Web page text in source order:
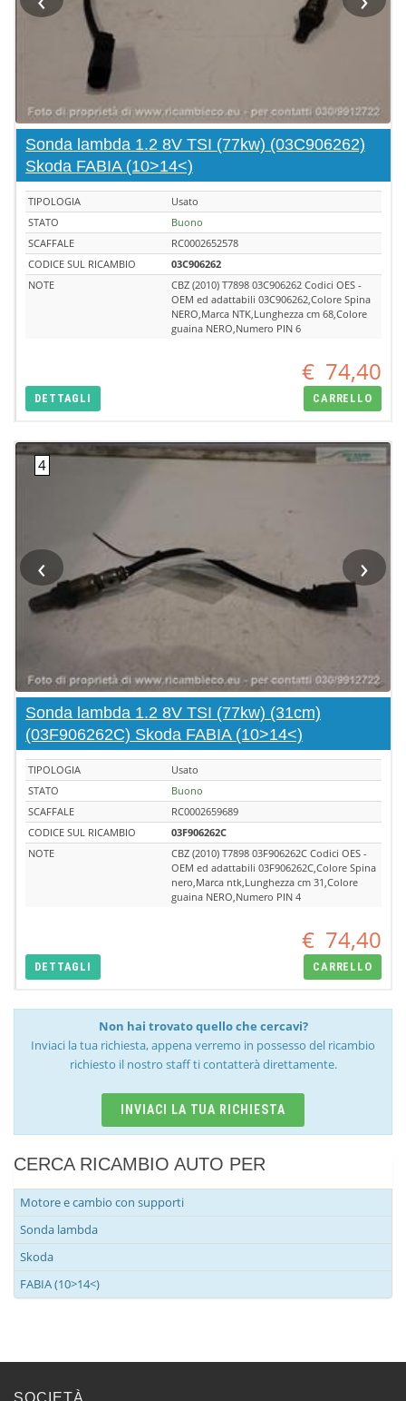
Sonda lambda 1.2 8V TSI (77kw) (03C906262)
Skoda FABIA (10>14<)
TIPOLOGIA
Usato
STATO
Buono
SCAFFALE
RC0002652578
CODICE SUL RICAMBIO
03C906262
NOTE
CBZ (2010) T7898 03C906262 Codici OES -
OEM ed adattabili 03C906262,Colore Spina
NERO,Marca NTK,Lunghezza cm 68,Colore
guaina NERO,Numero PIN 6
€ 74,40
DETTAGLI CARRELLO
‹ ›
Sonda lambda 1.2 8V TSI (77kw) (31cm)
(03F906262C) Skoda FABIA (10>14<)
TIPOLOGIA
Usato
STATO
Buono
SCAFFALE
RC0002659689
CODICE SUL RICAMBIO
03F906262C
NOTE
CBZ (2010) T7898 03F906262C Codici OES -
OEM ed adattabili 03F906262C,Colore Spina
nero,Marca ntk,Lunghezza cm 31,Colore
guaina NERO,Numero PIN 4
€ 74,40
DETTAGLI CARRELLO
Non hai trovato quello che cercavi?
Inviaci la tua richiesta, appena verremo in possesso del ricambio
richiesto il nostro staff ti contatterà direttamente.
INVIACI LA TUA RICHIESTA
CERCA RICAMBIO AUTO PER
Motore e cambio con supporti
Sonda lambda
Skoda
FABIA (10>14<)
SOCIETÀ